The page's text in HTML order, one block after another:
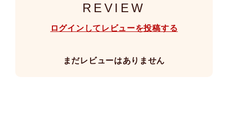
REVIEW
ログインしてレビューを投稿する
まだレビューはありません